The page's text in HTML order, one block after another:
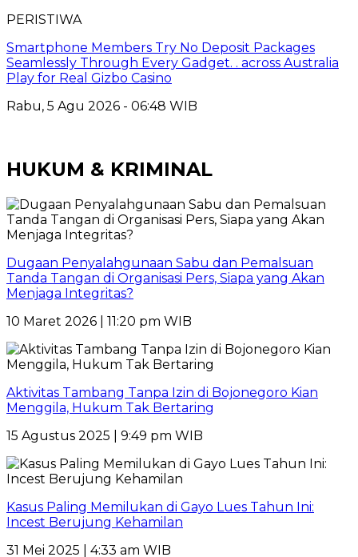
PERISTIWA
Smartphone Members Try No Deposit Packages
Seamlessly Through Every Gadget. . across Australia
Play for Real Gizbo Casino
Rabu, 5 Agu 2026 - 06:48 WIB
HUKUM & KRIMINAL
Dugaan Penyalahgunaan Sabu dan Pemalsuan
Tanda Tangan di Organisasi Pers, Siapa yang Akan
Menjaga Integritas?
10 Maret 2026 | 11:20 pm WIB
Aktivitas Tambang Tanpa Izin di Bojonegoro Kian
Menggila, Hukum Tak Bertaring
15 Agustus 2025 | 9:49 pm WIB
Kasus Paling Memilukan di Gayo Lues Tahun Ini:
Incest Berujung Kehamilan
31 Mei 2025 | 4:33 am WIB